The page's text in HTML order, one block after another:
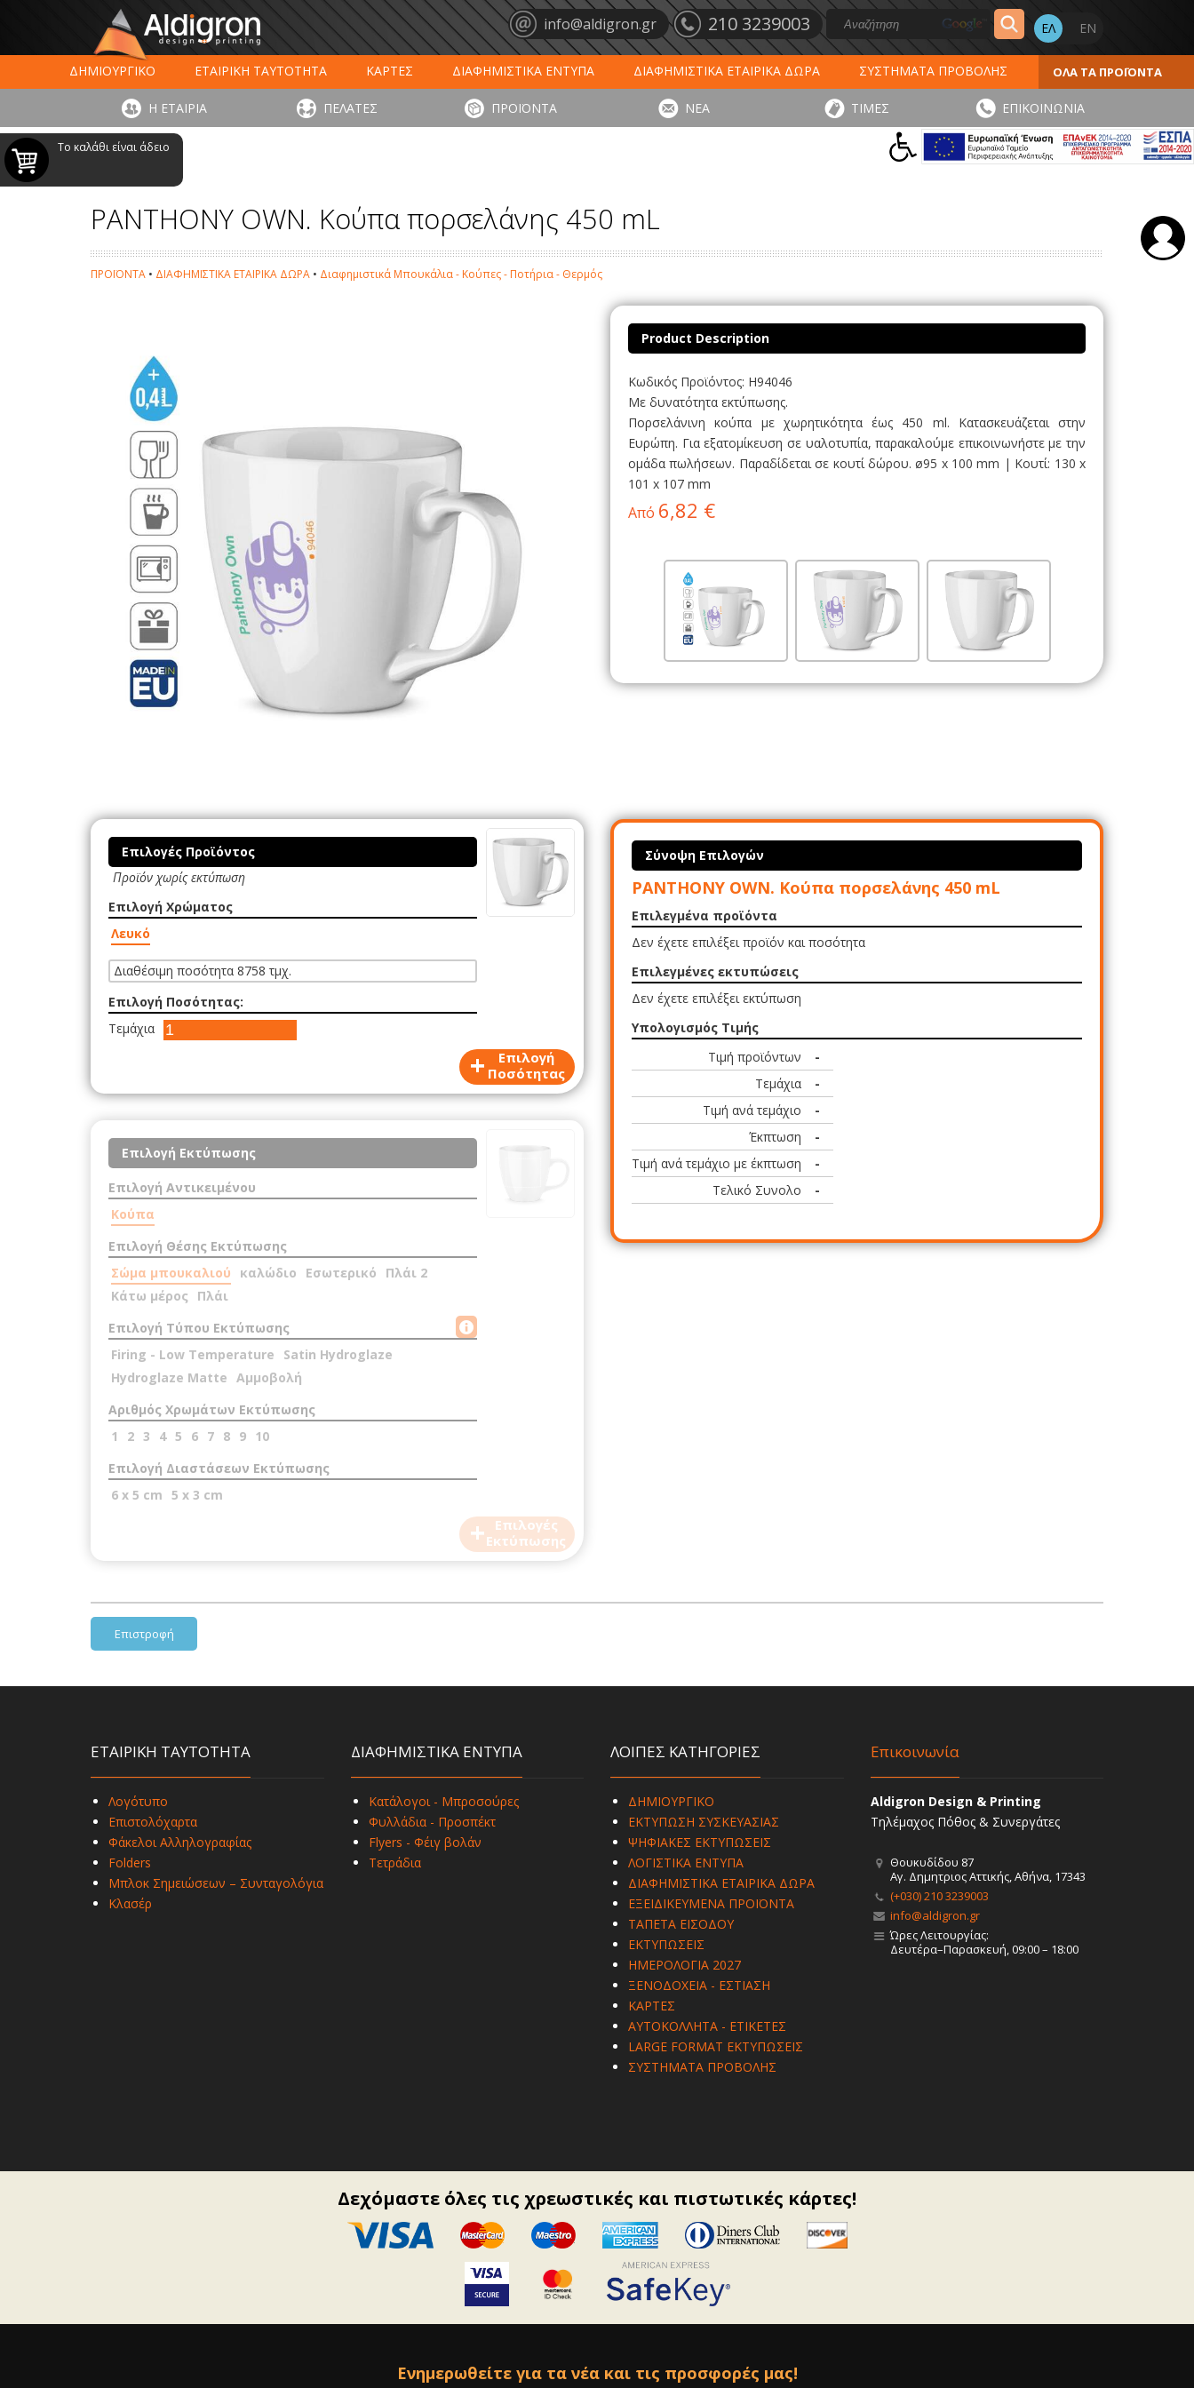
info@aldigron.gr 210 3239003
ΔΗΜΙΟΥΡΓΙΚΟ ΕΤΑΙΡΙΚΗ ΤΑΥΤΟΤΗΤΑ ΚΑΡΤΕΣ ΔΙΑΦΗΜΙΣΤΙΚΑ ΕΝΤΥΠΑ ΔΙΑΦΗΜΙΣΤΙΚΑ ΕΤΑΙΡΙΚΑ ΔΩΡΑ
ΣΥΣΤΗΜΑΤΑ ΠΡΟΒΟΛΗΣ
ΕΚΤΥΠΩΣΗ ΣΥΣΚΕΥΑΣΙΑΣ
LARGE FORMAT ΕΚΤΥΠΩΣΕΙΣ ΞΕΝΟΔΟΧΕΙΑ - ΕΣΤΙΑΣΗ ΤΑΠΕΤΑ ΕΙΣΟΔΟΥ ΗΜΕΡΟΛΟΓΙΑ 2027
ΕΚΤΥΠΩΣΕΙΣ
ΑΥΤΟΚΟΛΛΗΤΑ - ΕΤΙΚΕΤΕΣ
ΟΛΑ ΤΑ ΠΡΟΪΟΝΤΑ
Η ΕΤΑΙΡΙΑ ΠΕΛΑΤΕΣ ΠΡΟΪΟΝΤΑ ΝΕΑ ΤΙΜΕΣ ΕΠΙΚΟΙΝΩΝΙΑ
Το καλάθι είναι άδειο
PANTHONY OWN. Κούπα πορσελάνης 450 mL
ΠΡΟΪΟΝΤΑ • ΔΙΑΦΗΜΙΣΤΙΚΑ ΕΤΑΙΡΙΚΑ ΔΩΡΑ • Διαφημιστικά Μπουκάλια - Κούπες - Ποτήρια - Θερμός
Product Description
Κωδικός Προϊόντος: H94046
Με δυνατότητα εκτύπωσης.
Πορσελάνινη κούπα με χωρητικότητα έως 450 ml. Κατασκευάζεται στην
Ευρώπη. Για εξατομίκευση σε υαλοτυπία, παρακαλούμε επικοινωνήστε με την
ομάδα πωλήσεων. Παραδίδεται σε κουτί δώρου. ø95 x 100 mm | Κουτί: 130 x
101 x 107 mm
Από 6,82 €
Επιλογές Προϊόντος
Προϊόν χωρίς εκτύπωση
+
Επιλογή
Ποσότητας
Επιλογή Χρώματος
Λευκό
Διαθέσιμη ποσότητα 8758 τμχ.
Επιλογή Ποσότητας:
Τεμάχια
+
Επιλογές
Εκτύπωσης
Επιλογή Εκτύπωσης
Επιλογή Αντικειμένου
Κούπα
Επιλογή Θέσης Εκτύπωσης
Σώμα μπουκαλιού
καλώδιο Εσωτερικό
Πλάι 2
Κάτω μέρος
Πλάι
Επιλογή Τύπου Εκτύπωσης
Firing - Low Temperature
Satin Hydroglaze
Hydroglaze Matte Αμμοβολή
Αριθμός Χρωμάτων Εκτύπωσης
1
2 3 4 5 6 7 8 9 10
Επιλογή Διαστάσεων Εκτύπωσης
6 x 5 cm 5 x 3 cm
Σύνοψη Επιλογών
PANTHONY OWN. Κούπα πορσελάνης 450 mL
Επιλεγμένα προϊόντα
Δεν έχετε επιλέξει προϊόν και ποσότητα
Επιλεγμένες εκτυπώσεις
Δεν έχετε επιλέξει εκτύπωση
Υπολογισμός Τιμής
Τιμή προϊόντων
-
Τεμάχια
-
Τιμή ανά τεμάχιο
-
Έκπτωση
-
Τιμή ανά τεμάχιο με έκπτωση
-
Τελικό Συνολο
-
Επιστροφή
ΕΤΑΙΡΙΚΗ ΤΑΥΤΟΤΗΤΑ
Λογότυπο
Επιστολόχαρτα
Φάκελοι Αλληλογραφίας
Folders
Μπλοκ Σημειώσεων – Συνταγολόγια
Κλασέρ
ΔΙΑΦΗΜΙΣΤΙΚΑ ΕΝΤΥΠΑ
Κατάλογοι - Μπροσούρες
Φυλλάδια - Προσπέκτ
Flyers - Φέιγ βολάν
Τετράδια
ΛΟΙΠΕΣ ΚΑΤΗΓΟΡΙΕΣ
ΔΗΜΙΟΥΡΓΙΚΟ
ΕΚΤΥΠΩΣΗ ΣΥΣΚΕΥΑΣΙΑΣ
ΨΗΦΙΑΚΕΣ ΕΚΤΥΠΩΣΕΙΣ
ΛΟΓΙΣΤΙΚΑ ΕΝΤΥΠΑ
ΔΙΑΦΗΜΙΣΤΙΚΑ ΕΤΑΙΡΙΚΑ ΔΩΡΑ
ΕΞΕΙΔΙΚΕΥΜΕΝΑ ΠΡΟΪΟΝΤΑ
ΤΑΠΕΤΑ ΕΙΣΟΔΟΥ
ΕΚΤΥΠΩΣΕΙΣ
ΗΜΕΡΟΛΟΓΙΑ 2027
ΞΕΝΟΔΟΧΕΙΑ - ΕΣΤΙΑΣΗ
ΚΑΡΤΕΣ
ΑΥΤΟΚΟΛΛΗΤΑ - ΕΤΙΚΕΤΕΣ
LARGE FORMAT ΕΚΤΥΠΩΣΕΙΣ
ΣΥΣΤΗΜΑΤΑ ΠΡΟΒΟΛΗΣ
Επικοινωνία
Aldigron Design & Printing
Τηλέμαχος Πόθος & Συνεργάτες
Θουκυδίδου 87
Αγ. Δημητριος Αττικής, Αθήνα, 17343
(+030) 210 3239003
info@aldigron.gr
Ώρες Λειτουργίας:
Δευτέρα–Παρασκευή, 09:00 – 18:00
Δεχόμαστε όλες τις χρεωστικές και πιστωτικές κάρτες!
Ενημερωθείτε για τα νέα και τις προσφορές μας!